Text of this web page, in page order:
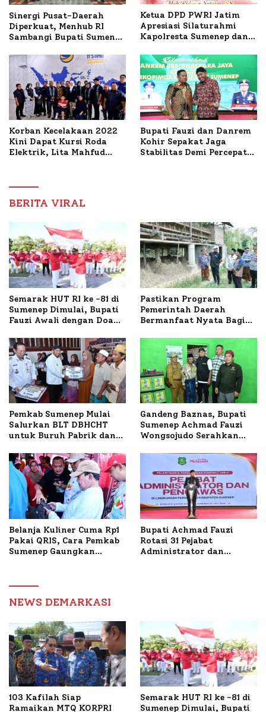
Sinergi Pusat-Daerah
Diperkuat, Menhub RI
Sambangi Bupati Sumenep
Mutiara Sentosa II
Ketua DPD PWRI Jatim
Apresiasi Silaturahmi
Kapolresta Sumenep dan
Ideal Polri-Pers
Korban Kecelakaan 2022
Kini Dapat Kursi Roda
Elektrik, Lita Mahfud
Nabil
Bupati Fauzi dan Danrem
Kohir Sepakat Jaga
Stabilitas Demi Percepat
BERITA VIRAL
Semarak HUT RI ke -81 di
Sumenep Dimulai, Bupati
Fauzi Awali dengan Doa
Terbakar
Pastikan Program
Pemerintah Daerah
Bermanfaat Nyata Bagi
Sumenep Tinjau Langsung
Budidaya Lele dan Ayam
Petelur di Desa Bataal
Timur
Pemkab Sumenep Mulai
Salurkan BLT DBHCHT
untuk Buruh Pabrik dan
Gandeng Baznas, Bupati
Sumenep Achmad Fauzi
Wongsojudo Serahkan
Dua Kecamatan
Belanja Kuliner Cuma Rp1
Pakai QRIS, Cara Pemkab
Sumenep Gaungkan
Bupati Achmad Fauzi
Rotasi 31 Pejabat
Administrator dan
NEWS DEMARKASI
103 Kafilah Siap
Ramaikan MTQ KORPRI
Semarak HUT RI ke -81 di
Sumenep Dimulai, Bupati